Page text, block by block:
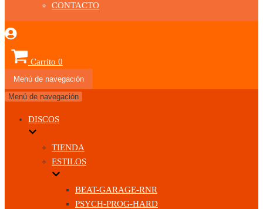
CONTACTO
Carrito 0
Menú de navegación
Menú de navegación
DISCOS
TIENDA
ESTILOS
BEAT-GARAGE-RNR
PSYCH-PROG-HARD